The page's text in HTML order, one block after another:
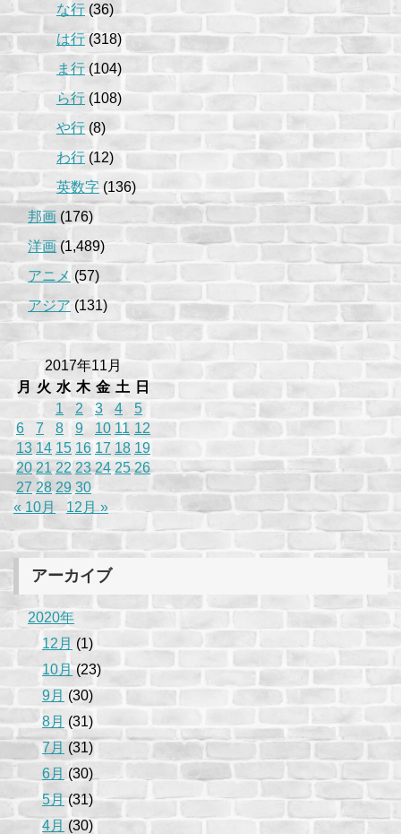
な行 (36)
は行 (318)
ま行 (104)
ら行 (108)
や行 (8)
わ行 (12)
英数字 (136)
邦画 (176)
洋画(1,489)
アニメ (57)
アジア (131)
2017年11月
月
火 水 木 金 土
日
1
2 3 4
5
6
7 8 9 10 11 12
13 14 15 16 17 18 19
20 21 22 23 24 25 26
27 28 29 30
« 10月
12月 »
アーカイブ
2020年
12月 (1)
10月(23)
9月 (30)
8月 (31)
7月 (31)
6月 (30)
5月(31)
4月 (30)